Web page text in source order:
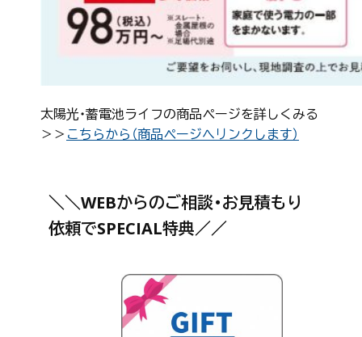
太陽光・蓄電池ライフの商品ページを詳しくみる
＞＞ こちらから（商品ページへリンクします）
＼＼WEBからのご相談・お見積もり
依頼でSPECIAL特典／／